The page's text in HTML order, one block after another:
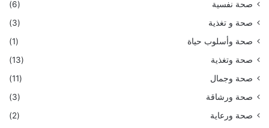
صحة نفسية
(6)
صحة و تغذية
(3)
صحة وأسلوب حياة
(1)
صحة وتغذية
(13)
صحة وجمال
(11)
صحة ورشاقة
(3)
صحة ورعاية
(2)